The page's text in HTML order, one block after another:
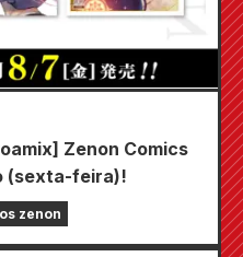
Zenon Comics
(sexta-feira)!
zenon